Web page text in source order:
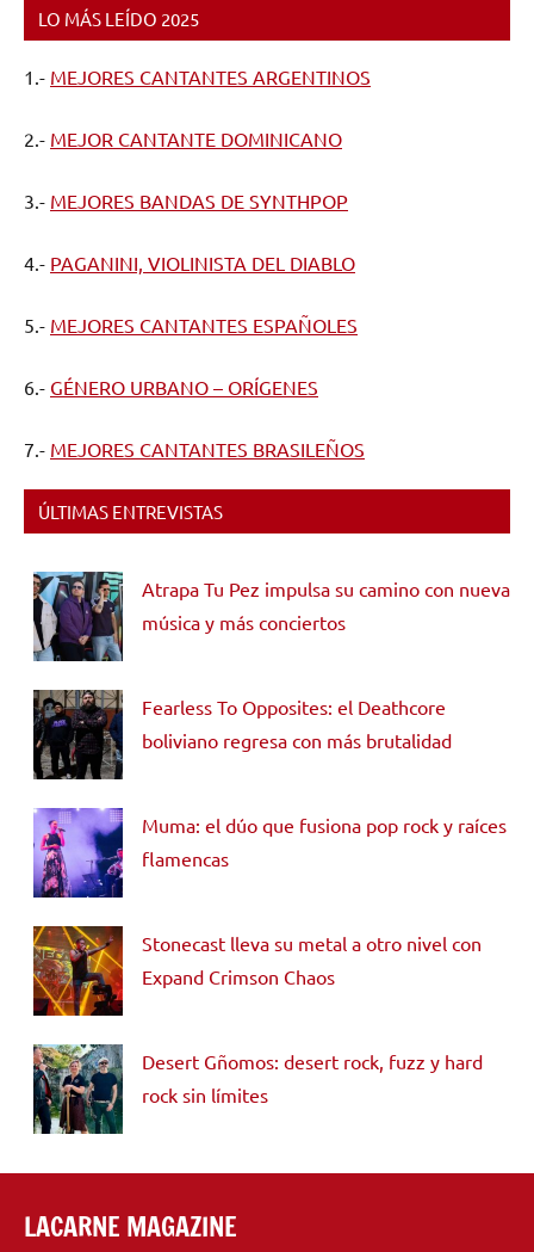
LO MÁS LEÍDO 2025
1.- MEJORES CANTANTES ARGENTINOS
2.- MEJOR CANTANTE DOMINICANO
3.- MEJORES BANDAS DE SYNTHPOP
4.- PAGANINI, VIOLINISTA DEL DIABLO
5.- MEJORES CANTANTES ESPAÑOLES
6.- GÉNERO URBANO – ORÍGENES
7.- MEJORES CANTANTES BRASILEÑOS
ÚLTIMAS ENTREVISTAS
Atrapa Tu Pez impulsa su camino con nueva
música y más conciertos
Fearless To Opposites: el Deathcore
boliviano regresa con más brutalidad
Muma: el dúo que fusiona pop rock y raíces
flamencas
Stonecast lleva su metal a otro nivel con
Expand Crimson Chaos
Desert Gñomos: desert rock, fuzz y hard
rock sin límites
LACARNE MAGAZINE